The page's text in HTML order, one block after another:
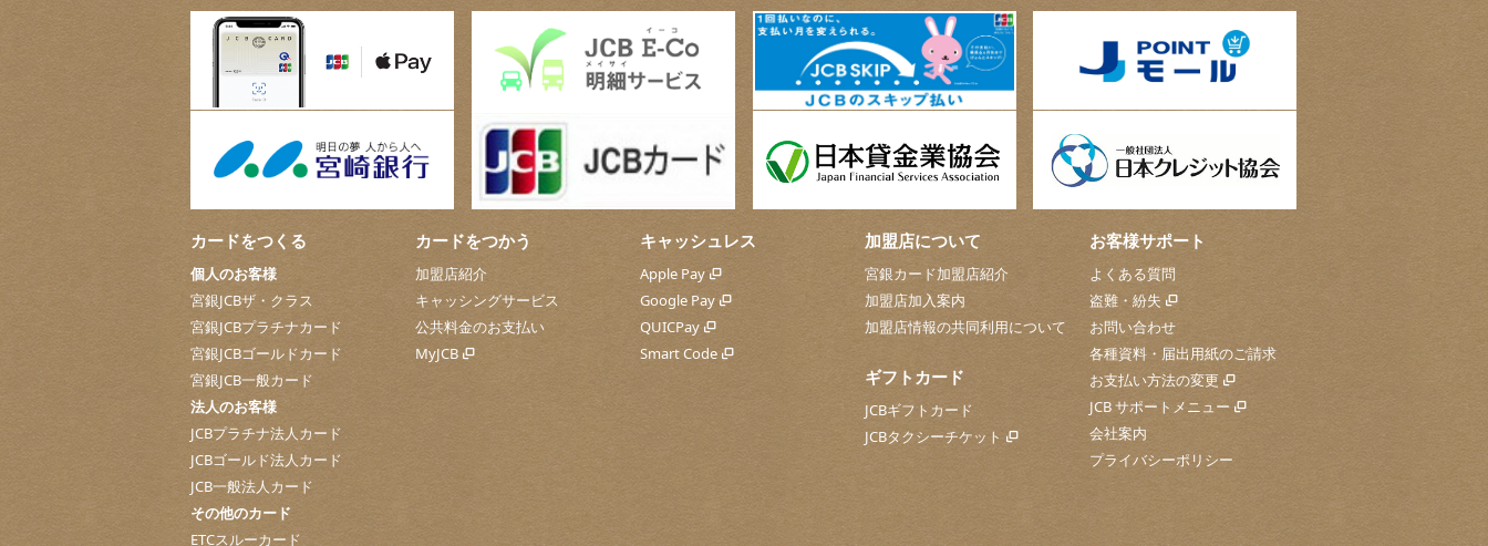
カードをつくる
個人のお客様
宮銀JCBザ・クラス
宮銀JCBプラチナカード
宮銀JCBゴールドカード
宮銀JCB一般カード
法人のお客様
JCBプラチナ法人カード
JCBゴールド法人カード
JCB一般法人カード
その他のカード
ETCスルーカード
カードをつかう
加盟店紹介
キャッシングサービス
公共料金のお支払い
MyJCB
キャッシュレス
Apple Pay
Google Pay
QUICPay
Smart Code
加盟店について
宮銀カード加盟店紹介
加盟店加入案内
加盟店情報の共同利用について
ギフトカード
JCBギフトカード
JCBタクシーチケット
お客様サポート
よくある質問
盗難・紛失
お問い合わせ
各種資料・届出用紙のご請求
お支払い方法の変更
JCB サポートメニュー
会社案内
プライバシーポリシー